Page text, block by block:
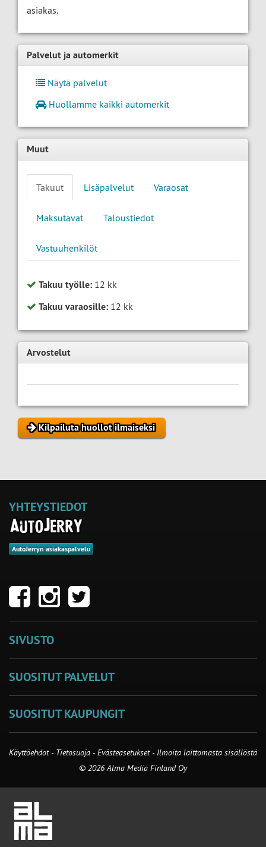
asiakas.
Palvelut ja automerkit
Näytä palvelut
Huollamme kaikki automerkit
Muut
Takuut Lisäpalvelut Varaosat
Maksutavat Taloustiedot
Vastuuhenkilöt
Takuu työlle: 12 kk
Takuu varaosille: 12 kk
Arvostelut
Kilpailuta huollot ilmaiseksi
YHTEYSTIEDOT
AutoJerryn asiakaspalvelu
SIVUSTO
SUOSITUT PALVELUT
SUOSITUT KAUPUNGIT
Käyttöehdot - Tietosuoja -Evästeasetukset- Ilmoita laittomasta sisällöstä
© 2026 Alma Media Finland Oy